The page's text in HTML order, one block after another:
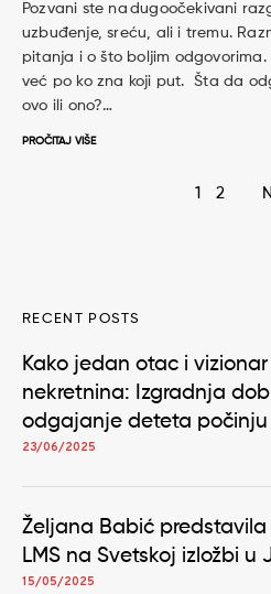
Pozvani ste na dugoočekivani
uzbuđenje, sreću, ali i tremu.
pitanja i o što boljim
već po ko zna koji put. Šta da
ovo ili ono?…
PROČITAJ VIŠE
1 2
RECENT POSTS
Kako jedan otac i
nekretnina: Izgradnja
odgajanje deteta počinju
23/06/2025
Željana Babić predstavila
LMS na Svetskoj izložbi u
15/05/2025